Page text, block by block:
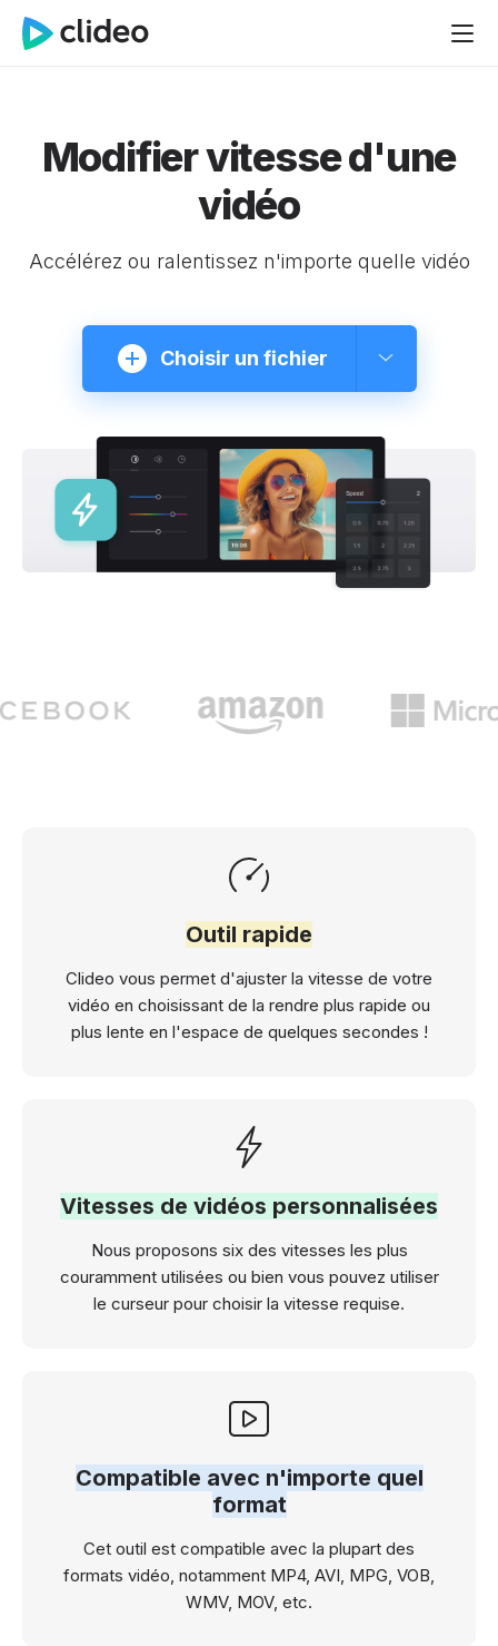
Modifier vitesse d'une
vidéo
Accélérez ou ralentissez n'importe quelle vidéo
Choisir un fichier
Outil rapide
Clideo vous permet d'ajuster la vitesse de votre
vidéo en choisissant de la rendre plus rapide ou
plus lente en l'espace de quelques secondes !
Vitesses de vidéos personnalisées
Nous proposons six des vitesses les plus
couramment utilisées ou bien vous pouvez utiliser
le curseur pour choisir la vitesse requise.
Compatible avec n'importe quel
format
Cet outil est compatible avec la plupart des
formats vidéo, notamment MP4, AVI, MPG, VOB,
WMV, MOV, etc.